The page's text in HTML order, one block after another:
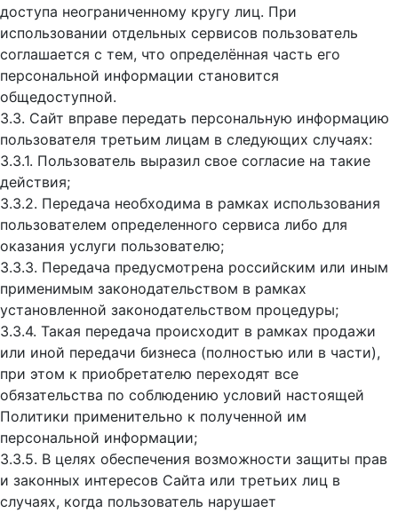
доступа неограниченному кругу лиц. При
использовании отдельных сервисов пользователь
соглашается с тем, что определённая часть его
персональной информации становится
общедоступной.
3.3. Сайт вправе передать персональную информацию
пользователя третьим лицам в следующих случаях:
3.3.1. Пользователь выразил свое согласие на такие
действия;
3.3.2. Передача необходима в рамках использования
пользователем определенного сервиса либо для
оказания услуги пользователю;
3.3.3. Передача предусмотрена российским или иным
применимым законодательством в рамках
установленной законодательством процедуры;
3.3.4. Такая передача происходит в рамках продажи
или иной передачи бизнеса (полностью или в части),
при этом к приобретателю переходят все
обязательства по соблюдению условий настоящей
Политики применительно к полученной им
персональной информации;
3.3.5. В целях обеспечения возможности защиты прав
и законных интересов Сайта или третьих лиц в
случаях, когда пользователь нарушает